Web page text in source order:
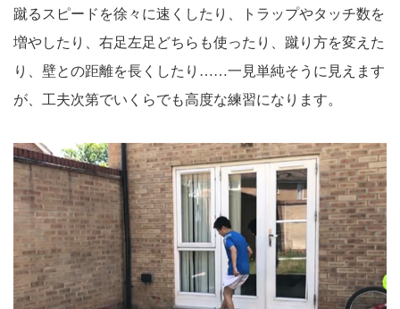
蹴るスピードを徐々に速くしたり、トラップやタッチ数を
増やしたり、右足左足どちらも使ったり、蹴り方を変えた
り、壁との距離を長くしたり……一見単純そうに見えます
が、工夫次第でいくらでも高度な練習になります。